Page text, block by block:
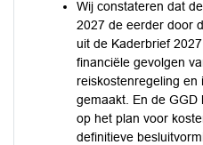
Wij constateren dat
2027 de eerder door
uit de Kaderbrief
financiële gevolgen
reiskostenregeling en
gemaakt. En de GGD
op het plan voor
definitieve